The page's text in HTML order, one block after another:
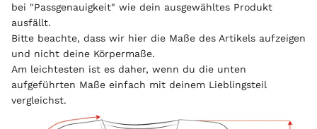
bei "Passgenauigkeit" wie dein ausgewähltes Produkt
ausfällt.
Bitte beachte, dass wir hier die Maße des Artikels aufzeigen
und nicht deine Körpermaße.
Am leichtesten ist es daher, wenn du die unten
aufgeführten Maße einfach mit deinem Lieblingsteil
vergleichst.